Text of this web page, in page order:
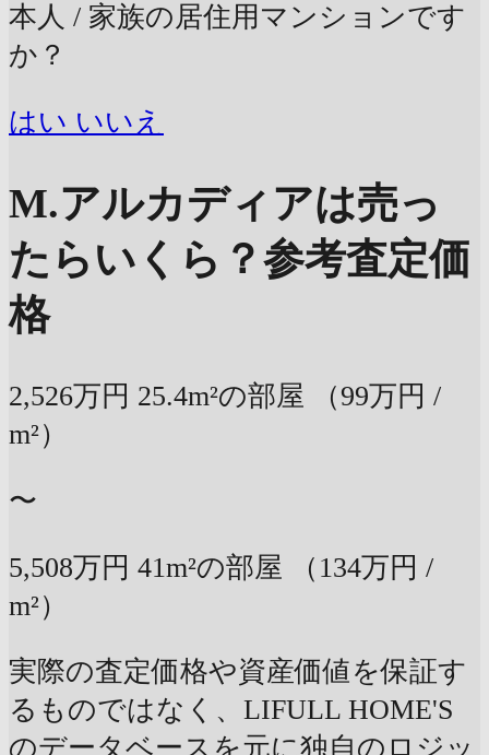
本人 / 家族の居住用マンションです
か？
はい いいえ
M.アルカディアは売っ
たらいくら？参考査定価
格
2,526万円 25.4m²の部屋
（99万円 /
m²）
〜
5,508万円 41m²の部屋
（134万円 /
m²）
実際の査定価格や資産価値を保証す
るものではなく、LIFULL HOME'S
のデータベースを元に独自のロジッ